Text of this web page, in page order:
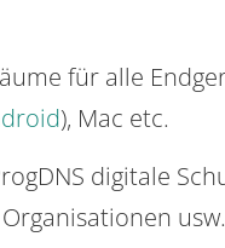
für alle
), Mac etc.
digitale
usw.